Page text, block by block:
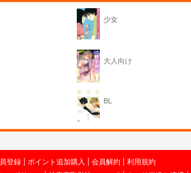
少女
大人向け
BL
登録 ポイント追加購入 会員解約
利用規約